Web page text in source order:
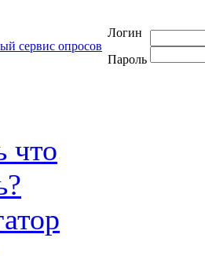
Логин
Пароль